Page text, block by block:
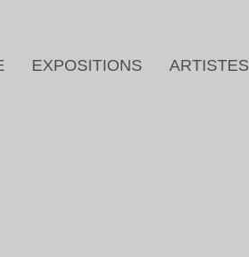
EXPOSITIONS ARTISTES